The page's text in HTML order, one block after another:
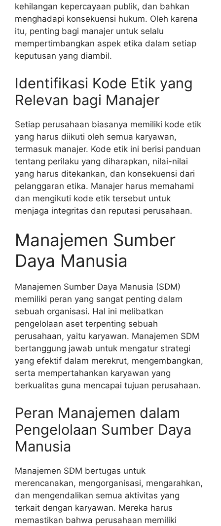
kehilangan kepercayaan publik, dan bahkan
menghadapi konsekuensi hukum. Oleh karena
itu, penting bagi manajer untuk selalu
mempertimbangkan aspek etika dalam setiap
keputusan yang diambil.
Identifikasi Kode Etik yang
Relevan bagi Manajer
Setiap perusahaan biasanya memiliki kode etik
yang harus diikuti oleh semua karyawan,
termasuk manajer. Kode etik ini berisi panduan
tentang perilaku yang diharapkan, nilai-nilai
yang harus ditekankan, dan konsekuensi dari
pelanggaran etika. Manajer harus memahami
dan mengikuti kode etik tersebut untuk
menjaga integritas dan reputasi perusahaan.
Manajemen Sumber
Daya Manusia
Manajemen Sumber Daya Manusia (SDM)
memiliki peran yang sangat penting dalam
sebuah organisasi. Hal ini melibatkan
pengelolaan aset terpenting sebuah
perusahaan, yaitu karyawan. Manajemen SDM
bertanggung jawab untuk mengatur strategi
yang efektif dalam merekrut, mengembangkan,
serta mempertahankan karyawan yang
berkualitas guna mencapai tujuan perusahaan.
Peran Manajemen dalam
Pengelolaan Sumber Daya
Manusia
Manajemen SDM bertugas untuk
merencanakan, mengorganisasi, mengarahkan,
dan mengendalikan semua aktivitas yang
terkait dengan karyawan. Mereka harus
memastikan bahwa perusahaan memiliki